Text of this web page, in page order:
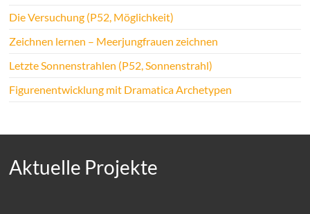
Die Versuchung (P52, Möglichkeit)
Zeichnen lernen – Meerjungfrauen zeichnen
Letzte Sonnenstrahlen (P52, Sonnenstrahl)
Figurenentwicklung mit Dramatica Archetypen
Aktuelle Projekte